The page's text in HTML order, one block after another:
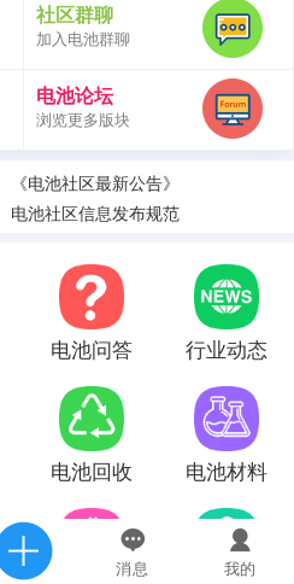
消息 我的
社区群聊
加入电池群聊
电池论坛
浏览更多版块
《电池社区最新公告》
电池社区信息发布规范
电池问答 行业动态
电池回收 电池材料